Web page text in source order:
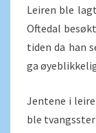
Leiren ble
Oftedal
tiden da han
ga
Jentene i
ble